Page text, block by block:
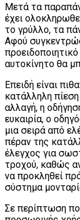
Μετά τα
έχει
το γρύλλο, τα
Αφού
αυτοκίνητο θα
Επειδή είναι
κατάλληλη
αλλαγή, η
ευκαιρία, ο
μια σειρά από
πέραν της
έλεγχος για
τροχού, καθώς
να προκληθεί
σύστημα
Σε περίπτωση